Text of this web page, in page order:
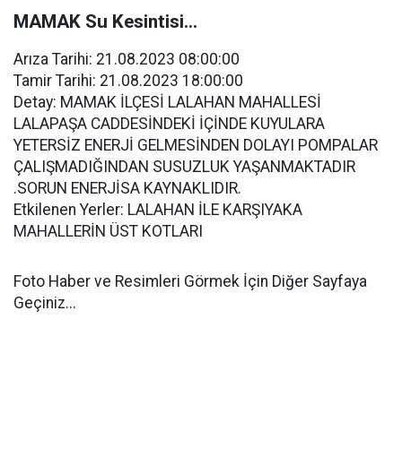
MAMAK Su Kesintisi...
Arıza Tarihi: 21.08.2023 08:00:00
Tamir Tarihi: 21.08.2023 18:00:00
Detay: MAMAK İLÇESİ LALAHAN MAHALLESİ
LALAPAŞA CADDESİNDEKİ İÇİNDE KUYULARA
YETERSİZ ENERJİ GELMESİNDEN DOLAYI POMPALAR
ÇALIŞMADIĞINDAN SUSUZLUK YAŞANMAKTADIR
.SORUN ENERJİSA KAYNAKLIDIR.
Etkilenen Yerler: LALAHAN İLE KARŞIYAKA
MAHALLERİN ÜST KOTLARI
Foto Haber ve Resimleri Görmek İçin Diğer Sayfaya
Geçiniz...